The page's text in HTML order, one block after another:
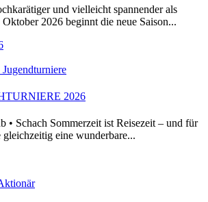
und vielleicht spannender als
2026 beginnt die neue Saison...
Jugendturniere
2026
• Schach Sommerzeit ist Reisezeit – und für
gleichzeitig eine wunderbare...